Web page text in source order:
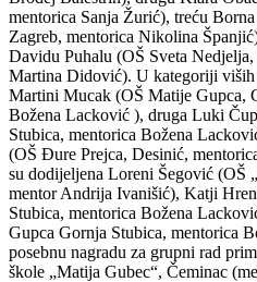
mentorica Sanja Žurić), treću
Zagreb, mentorica Nikolina
Davidu Puhalu (OŠ Sveta
Martina Didović). U kategoriji viših
Martini Mucak (OŠ Matije Gupca,
Božena Lacković ), druga Luki
Stubica, mentorica Božena
(OŠ Đure Prejca, Desinić,
su dodijeljena Loreni Šegović (OŠ
mentor Andrija Ivanišić), Katji
Stubica, mentorica Božena
Gupca Gornja Stubica, mentorica
posebnu nagradu za grupni rad
škole „Matija Gubec“, Čeminac